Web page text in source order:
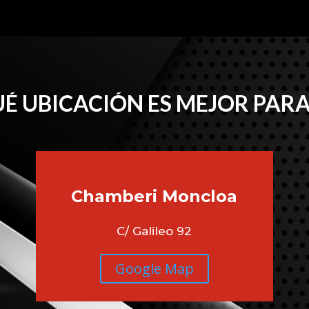
UBICACIÓN ES MEJOR
Chamberi Moncloa
C/ Galileo 92
Google Map